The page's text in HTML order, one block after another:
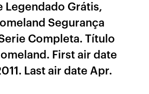
Legendado Grátis,
Segurança
Completa. Título
First air date
Last air date Apr.